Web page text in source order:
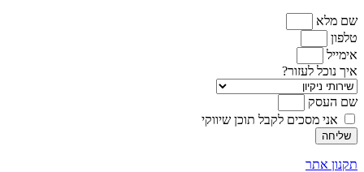
שם מלא
טלפון
אימייל
איך נוכל לעזור?
שם העסק
אני מסכים לקבל תוכן שיווקי
שליחה
תקנון אתר